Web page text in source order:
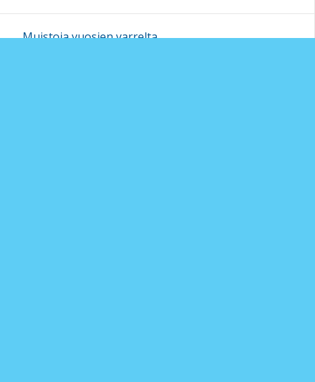
Muistoja vuosien varrelta